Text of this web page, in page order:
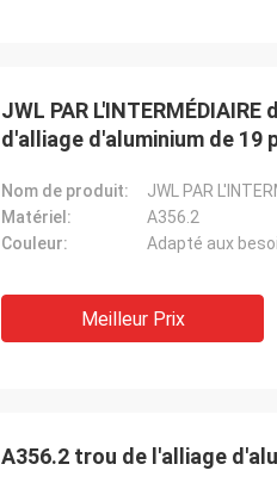
JWL PAR
d'alliage d'aluminium de 19
Nom de produit:
Matériel:
A356.2
Couleur:
Adapté aux
Meilleur Prix
A356.2 trou de l'alliage